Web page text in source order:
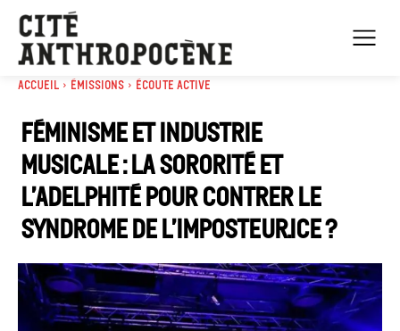
Accueil Émissions Écoute active
Féminisme et industrie
musicale : la sororité et
l’adelphité pour contrer le
syndrome de l’imposteur.ice ?